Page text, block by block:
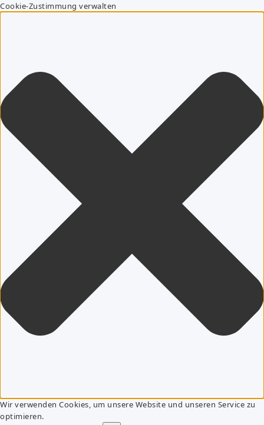
Cookie-Zustimmung verwalten
Wir verwenden Cookies, um unsere Website und unseren Service zu
optimieren.